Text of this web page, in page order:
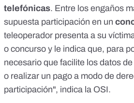
telefónicas. Entre los engaños
supuesta participación en un
teleoperador presenta a su
o concurso y le indica que, para
necesario que facilite los datos
o realizar un pago a modo de
participación", indica la OSI.